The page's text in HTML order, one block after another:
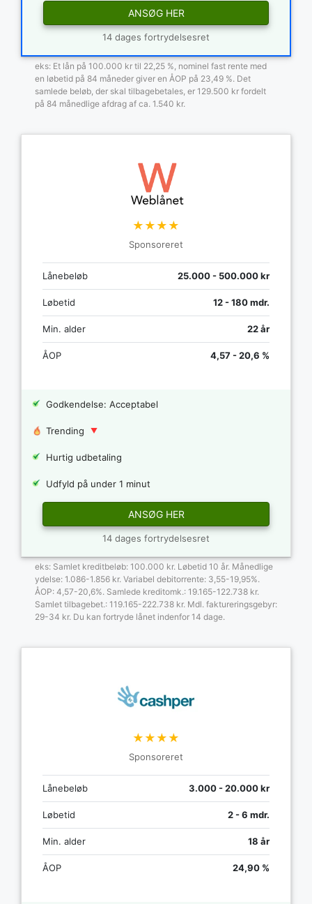
ANSØG HER
14 dages fortrydelsesret
eks: Et lån på 100.000 kr til 22,25 %, nominel fast rente med
en løbetid på 84 måneder giver en ÅOP på 23,49 %. Det
samlede beløb, der skal tilbagebetales, er 129.500 kr fordelt
på 84 månedlige afdrag af ca. 1.540 kr.
★★★★
Sponsoreret
Lånebeløb 25.000 - 500.000 kr
Løbetid 12 - 180 mdr.
Min. alder 22 år
ÅOP 4,57 - 20,6 %
Godkendelse: Acceptabel
Trending
Hurtig udbetaling
Udfyld på under 1 minut
ANSØG HER
14 dages fortrydelsesret
eks: Samlet kreditbeløb: 100.000 kr. Løbetid 10 år. Månedlige
ydelse: 1.086-1.856 kr. Variabel debitorrente: 3,55-19,95%.
ÅOP: 4,57-20,6%. Samlede kreditomk.: 19.165-122.738 kr.
Samlet tilbagebet.: 119.165-222.738 kr. Mdl. faktureringsgebyr:
29-34 kr. Du kan fortryde lånet indenfor 14 dage.
★★★★
Sponsoreret
Lånebeløb 3.000 - 20.000 kr
Løbetid 2 - 6 mdr.
Min. alder 18 år
ÅOP 24,90 %